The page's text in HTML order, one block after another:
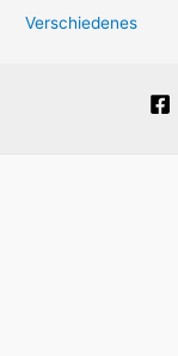
Verschiedenes